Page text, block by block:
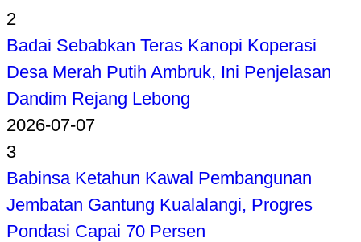
2
Badai Sebabkan Teras Kanopi Koperasi
Desa Merah Putih Ambruk, Ini Penjelasan
Dandim Rejang Lebong
2026-07-07
3
Babinsa Ketahun Kawal Pembangunan
Jembatan Gantung Kualalangi, Progres
Pondasi Capai 70 Persen